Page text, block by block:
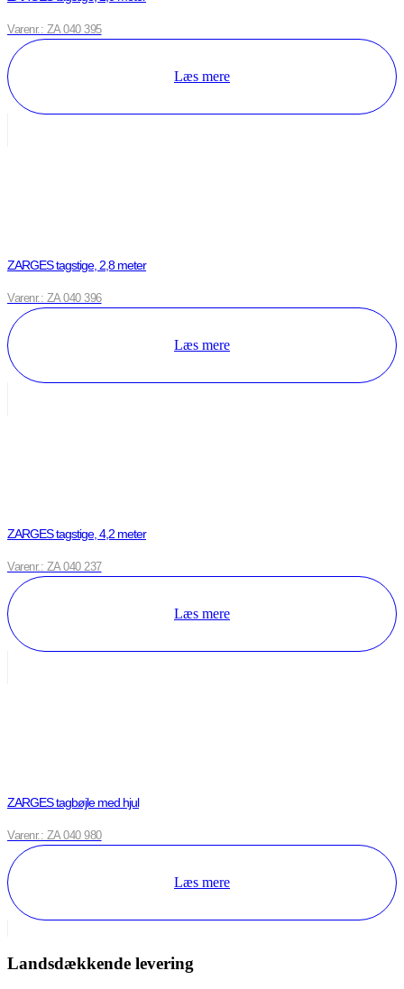
Varenr.: ZA 040 395
Læs mere
ZARGES tagstige, 2,8 meter
Varenr.: ZA 040 396
Læs mere
ZARGES tagstige, 4,2 meter
Varenr.: ZA 040 237
Læs mere
ZARGES tagbøjle med hjul
Varenr.: ZA 040 980
Læs mere
Landsdækkende levering